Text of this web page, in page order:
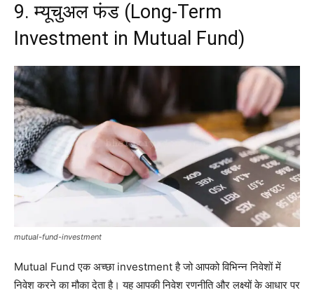
9. म्यूचुअल फंड (Long-Term
Investment in Mutual Fund)
mutual-fund-investment
Mutual Fund एक अच्छा investment है जो आपको विभिन्न निवेशों में
निवेश करने का मौका देता है। यह आपकी निवेश रणनीति और लक्ष्यों के आधार पर